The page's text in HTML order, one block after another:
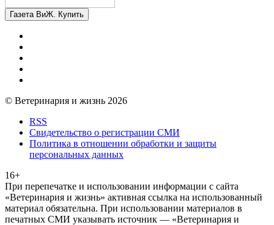
Газета ВиЖ. Купить
© Ветеринария и жизнь 2026
RSS
Свидетельство о регистрации СМИ
Политика в отношении обработки и защиты
персональных данных
16+
При перепечатке и использовании информации с сайта
«Ветеринария и жизнь» активная ссылка на использованный
материал обязательна. При использовании материалов в
печатных СМИ указывать источник — «Ветеринария и